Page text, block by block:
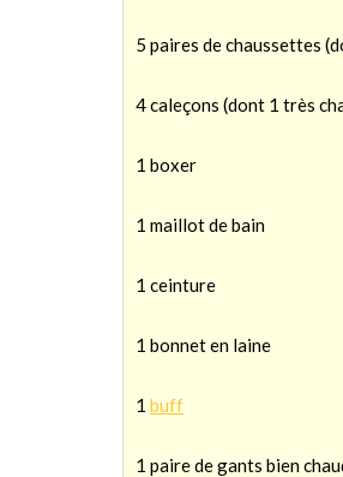
5 paires de chaussettes
4 caleçons (dont 1 très
1 boxer
1 maillot de bain
1 ceinture
1 bonnet en laine
1 buff
1 paire de gants bien